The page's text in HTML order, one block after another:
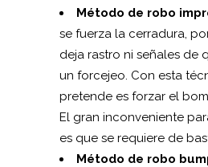
Método de robo
se fuerza la cerradura,
deja rastro ni señales de
un forcejeo. Con esta
pretende es forzar el
El gran inconveniente
es que se requiere de
Método de robo